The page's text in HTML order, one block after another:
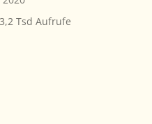
3,2 Tsd Aufrufe